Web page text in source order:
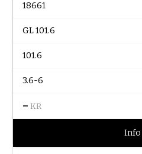
18661
GL 101.6
101.6
3.6-6
– KR
Info